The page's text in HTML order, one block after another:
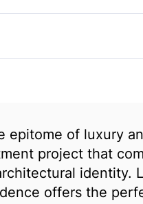
epitome of luxury
project that
identity.
offers the